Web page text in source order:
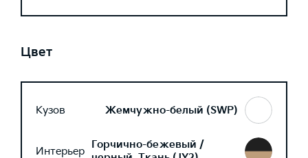
Цвет
Кузов Жемчужно-белый (SWP)
Интерьер Горчично-бежевый /